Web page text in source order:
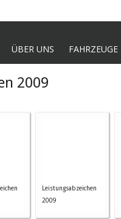
ÜBER UNS FAHRZEUGE
2009
Leistungsabzeichen
2009